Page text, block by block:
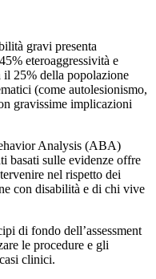
gravi presenta
eteroaggressività e
25% della popolazione
(come autolesionismo,
gravissime implicazioni
Analysis (ABA)
basati sulle evidenze offre
nel rispetto dei
con disabilità e di chi vive
di fondo dell’assessment
le procedure e gli
clinici.